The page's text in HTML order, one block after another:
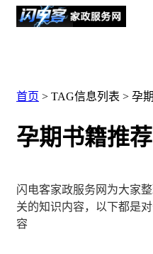
首页 > TAG信息列表 > 孕
孕期书籍推荐
闪电客家政服务网为大家
关的知识内容，以下都是
容